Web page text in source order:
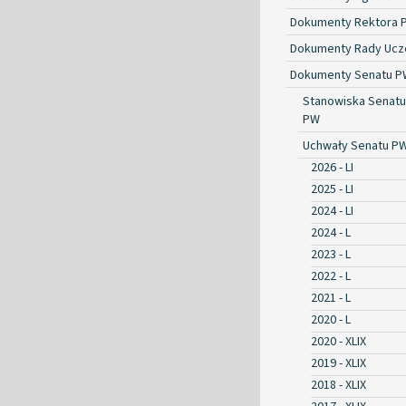
Dokumenty Rektora
Dokumenty Rady
Dokumenty Senatu
Stanowiska Senatu
PW
Uchwały Senatu
2026 - LI
2025 - LI
2024 - LI
2024 - L
2023 - L
2022 - L
2021 - L
2020 - L
2020 - XLIX
2019 - XLIX
2018 - XLIX